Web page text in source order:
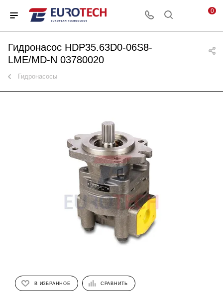
0
Гидронасос HDP35.63D0-06S8-
LME/MD-N 03780020
Гидронасосы
В ИЗБРАННОЕ СРАВНИТЬ